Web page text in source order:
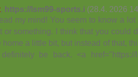
, https://lsm99-sports.i (28.4. 2026
my mind! You seem to know a
or something. I think that you could
home a little bit, but instead of that,
be back. <a href="https://